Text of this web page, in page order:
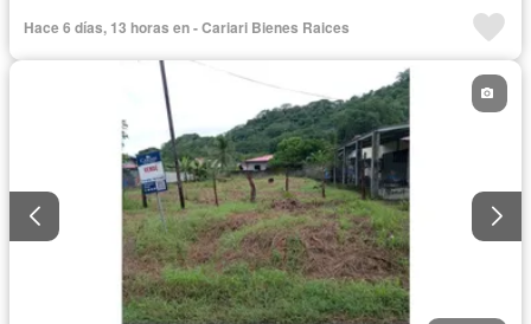
Hace 6 días, 13 horas en - Cariari Bienes Raices